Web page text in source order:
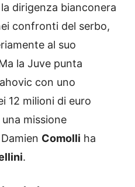
dirigenza bianconera
confronti del serbo,
al suo
la Juve punta
con uno
12 milioni di euro
missione
Comolli ha
.